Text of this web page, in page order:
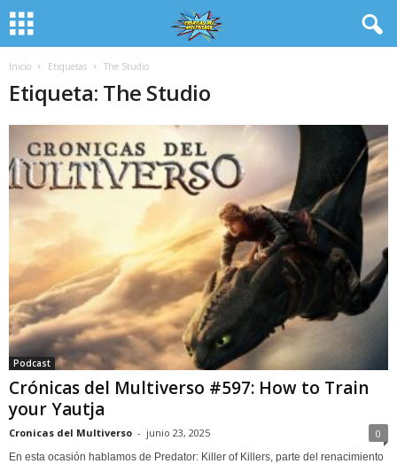
Inicio Etiquetas The Studio
Etiqueta: The Studio
Podcast
Crónicas del Multiverso #597: How to Train
your Yautja
Cronicas del Multiverso - junio 23, 2025 0
En esta ocasión hablamos de Predator: Killer of Killers, parte del renacimiento